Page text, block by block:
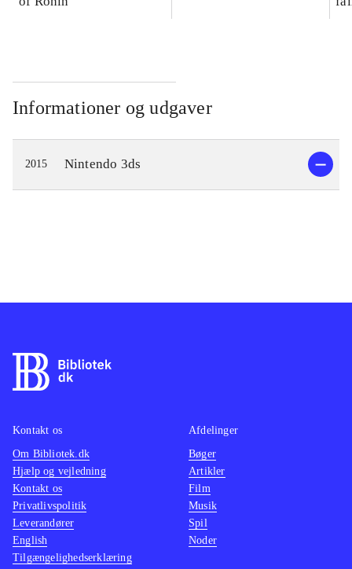
Informationer og udgaver
2015 Nintendo 3ds
Kontakt os
Om Bibliotek.dk
Hjælp og vejledning
Kontakt os
Privatlivspolitik
Leverandører
English
Tilgængelighedserklæring
Afdelinger
Bøger
Artikler
Film
Musik
Spil
Noder